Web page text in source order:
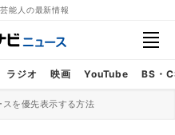
能人の最新情報
ラジオ 映画 YouTube BS・
を優先表示する方法